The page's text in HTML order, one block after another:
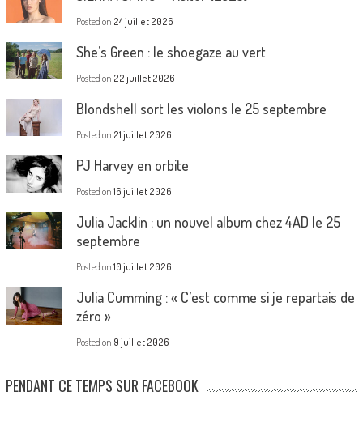
Posted on 24 juillet 2026
She’s Green : le shoegaze au vert
Posted on 22 juillet 2026
Blondshell sort les violons le 25 septembre
Posted on 21 juillet 2026
PJ Harvey en orbite
Posted on 16 juillet 2026
Julia Jacklin : un nouvel album chez 4AD le 25
septembre
Posted on 10 juillet 2026
Julia Cumming : « C’est comme si je repartais de
zéro »
Posted on 9 juillet 2026
PENDANT CE TEMPS SUR FACEBOOK